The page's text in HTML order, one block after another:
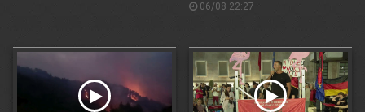
06/08 22:27